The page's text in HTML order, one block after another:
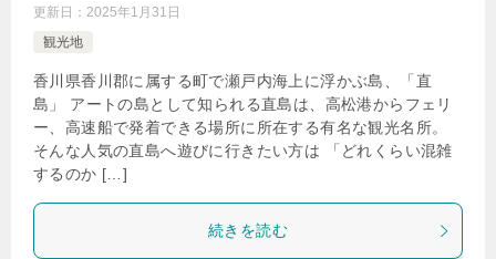
更新日： 2025年1月31日
観光地
香川県香川郡に属する町で瀬戸内海上に浮かぶ島、「直
島」 アートの島として知られる直島は、高松港からフェリ
ー、高速船で発着できる場所に所在する有名な観光名所。
そんな人気の直島へ遊びに行きたい方は 「どれくらい混雑
するのか […]
続きを読む